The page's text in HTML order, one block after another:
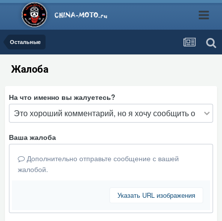
Остальные
Жалоба
На что именно вы жалуетесь?
Ваша жалоба
Дополнительно отправьте сообщение с вашей
жалобой.
Указать URL изображения